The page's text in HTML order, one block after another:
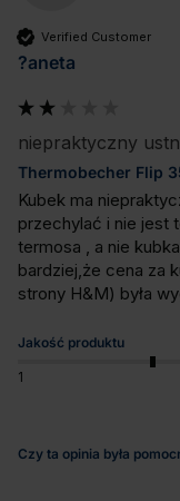
Verified Customer
?aneta
niepraktyczny
Thermobecher Flip
Kubek ma
przechylać i nie jest
termosa , a nie
bardziej,że cena za
strony H&M) była
Jakość produktu
1
Czy ta opinia była